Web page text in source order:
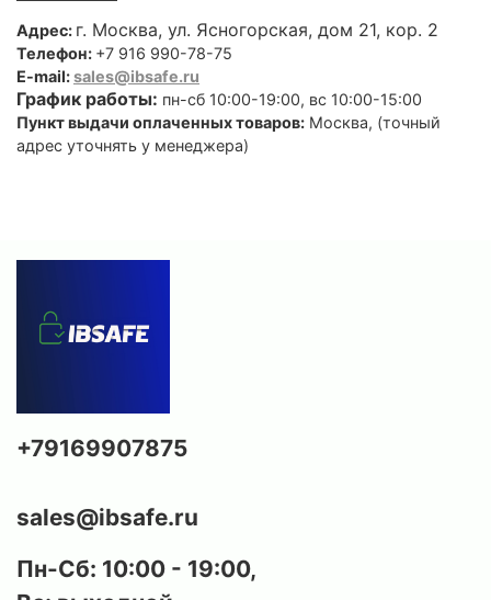
Адрес: г. Москва, ул. Ясногорская, дом 21, кор. 2
Телефон: +7 916 990-78-75
E-mail:sales@ibsafe.ru
График работы: пн-сб 10:00-19:00, вс 10:00-15:00
Пункт выдачи оплаченных товаров: Москва, (точный
адрес уточнять у менеджера)
+79169907875
sales@ibsafe.ru
Пн-Сб: 10:00 - 19:00,